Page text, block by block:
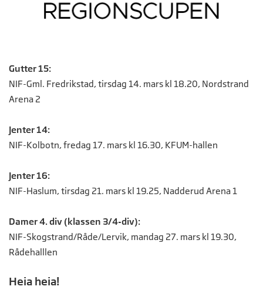
Gutter 15:
NIF-Gml. Fredrikstad, tirsdag 14. mars kl 18.20, Nordstrand
Arena 2
Jenter 14:
NIF-Kolbotn, fredag 17. mars kl 16.30, KFUM-hallen
Jenter 16:
NIF-Haslum, tirsdag 21. mars kl 19.25, Nadderud Arena 1
Damer 4. div (klassen 3/4-div):
NIF-Skogstrand/Råde/Lervik, mandag 27. mars kl 19.30,
Rådehalllen
Heia heia!